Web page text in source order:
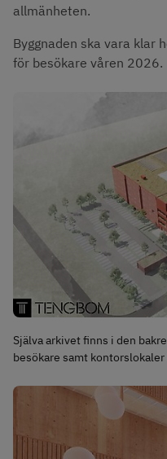
allmänheten.
Byggnaden ska vara klar
för besökare våren 2026.
Själva arkivet finns i den
besökare samt